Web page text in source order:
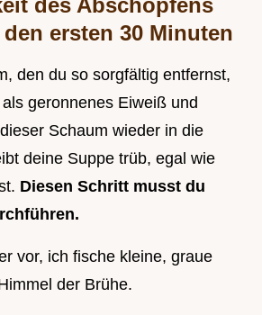
des Abschöpfens
ersten 30 Minuten
den du so sorgfältig entfernst,
geronnenes Eiweiß und
Schaum wieder in die
deine Suppe trüb, egal wie
Diesen Schritt musst du
vor, ich fische kleine, graue
der Brühe.